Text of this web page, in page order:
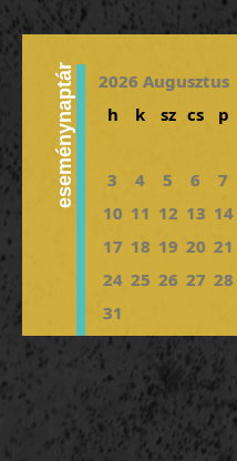
eseménynaptár
2026 Augusztus
h
k sz cs p
3
4 5 6 7
10 11 12 13 14
17 18 19 20 21
24 25 26 27 28
31